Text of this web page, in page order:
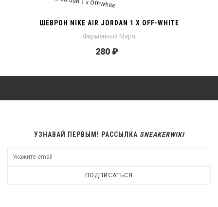
ШЕВРОН NIKE AIR JORDAN 1 X OFF-WHITE
Фирменный Мерч
280 ₽
УЗНАВАЙ ПЕРВЫМ! РАССЫЛКА SNEAKERWIKI
ПОДПИСАТЬСЯ